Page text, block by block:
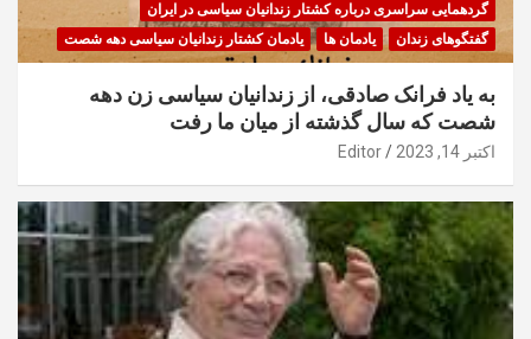
گردهمایی سراسری درباره کشتار زندانیان سیاسی در ایران
گفتگوهای زندان
یادمان ها یادمان کشتار زندانیان سیاسی دهه شصت
به یاد فرانک صادقی، از زندانیان سیاسی زن دهه
شصت که سال گذشته از میان ما رفت
اکتبر 14, 2023 Editor